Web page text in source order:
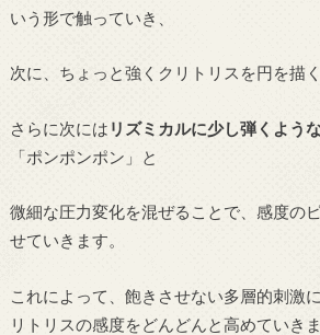
いう形で触っていき、
次に、ちょっと強くクリトリスを円を描
さらに次には リズミカルに少し弾くよう
「ポンポンポン」と
微細な圧力変化を混ぜることで、感度の
せていきます。
これによって、飽きさせない多層的刺激
リトリスの感度をどんどんと高めていきま